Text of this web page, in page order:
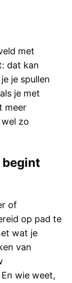
met
dat kan
je spullen
je met
meer
zo
begint
of
op pad te
wat je
van
wie weet,